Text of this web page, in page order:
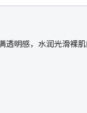
透明感，水润光滑裸